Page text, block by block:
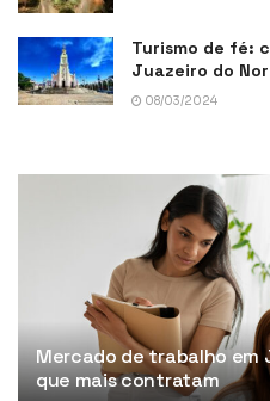
Turismo de fé:
Juazeiro do
08/03/2024
Mercado de trabalho em
que mais contratam